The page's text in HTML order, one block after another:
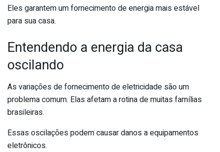
Eles garantem um fornecimento de energia mais estável
para sua casa.
Entendendo a energia da casa
oscilando
As variações de fornecimento de eletricidade são um
problema comum. Elas afetam a rotina de muitas famílias
brasileiras.
Essas oscilações podem causar danos a equipamentos
eletrônicos.